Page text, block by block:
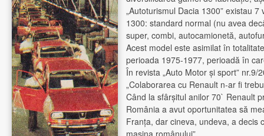
„Autoturismul Dacia 1300” existau
1300: standard normal (nu avea
super, combi, autocamionetă,
Acest model este asimilat în
perioada 1975-1977, perioadă în
În revista „Auto Motor şi sport”
„Colaborarea cu Renault n-ar fi
Când la sfârşitul anilor 70` Renault
România a avut oportunitatea să
Franţa, dar cineva, undeva, a decis
maşina românului”.